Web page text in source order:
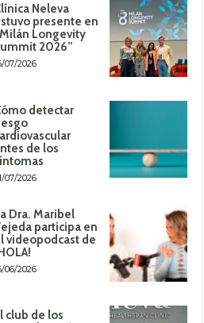
Neleva
presente en
Longevity
2026”
07/2026
detectar
de los
07/2026
Dra. Maribel
participa en
videopodcast de
06/2026
club de los